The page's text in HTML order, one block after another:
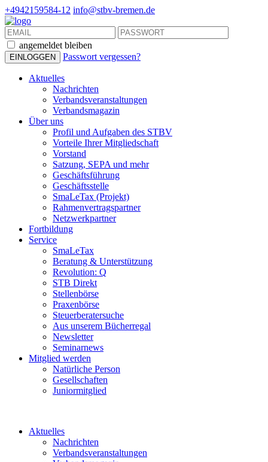
+4942159584-12 info@stbv-bremen.de
angemeldet bleiben
Passwort vergessen?
Aktuelles
Nachrichten
Verbandsveranstaltungen
Verbandsmagazin
Über uns
Profil und Aufgaben des STBV
Vorteile Ihrer Mitgliedschaft
Vorstand
Satzung, SEPA und mehr
Geschäftsführung
Geschäftsstelle
SmaLeTax (Projekt)
Rahmenvertragspartner
Netzwerkpartner
Fortbildung
Service
SmaLeTax
Beratung & Unterstützung
Revolution: Q
STB Direkt
Stellenbörse
Praxenbörse
Steuerberatersuche
Aus unserem Bücherregal
Newsletter
Seminarnews
Mitglied werden
Natürliche Person
Gesellschaften
Juniormitglied
Aktuelles
Nachrichten
Verbandsveranstaltungen